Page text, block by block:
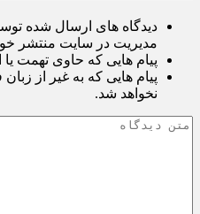
دیدگاه های ارسال شده
مدیریت در سایت منتشر
پیام هایی که حاوی تهمت یا
پیام هایی که به غیر از
نخواهد شد.